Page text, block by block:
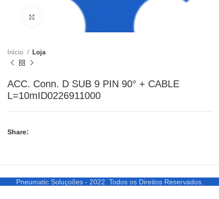
Clique para ampliar
Início Loja
ACC. Conn. D SUB 9 PIN 90° + CABLE
L=10mID0226911000
Share:
Pneumatic Soluçoões - 2022. Todos os Direitos Reservados.